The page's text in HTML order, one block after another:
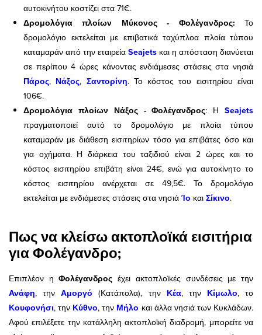
αυτοκινήτου κοστίζει στα 71€.
Δρομολόγια πλοίων Μύκονος - Φολέγανδρος: Το
δρομολόγιο εκτελείται με επιβατικά ταχύπλοα πλοία τύπου
καταμαράν από την εταιρεία Seajets και η απόσταση διανύεται
σε περίπου 4 ώρες κάνοντας ενδιάμεσες στάσεις στα νησιά
Πάρος, Νάξος, Σαντορίνη. Το κόστος του εισιτηρίου είναι
106€.
Δρομολόγια πλοίων Νάξος - Φολέγανδρος: ΗSeajets
πραγματοποιεί αυτό το δρομολόγιο με πλοία τύπου
καταμαράν με διάθεση εισιτηρίων τόσο για επιβάτες όσο και
για οχήματα. Η διάρκεια του ταξιδιού είναι 2 ώρες και το
κόστος εισιτηρίου επιβάτη είναι 24€, ενώ για αυτοκίνητο το
κόστος εισιτηρίου ανέρχεται σε 49,5€. Το δρομολόγιο
εκτελείται με ενδιάμεσες στάσεις στα νησιά Ίο και Σίκινο.
Πως να κλείσω ακτοπλοϊκά εισιτήρια
για Φολέγανδρο;
Επιπλέον ηΦολέγανδροςέχει ακτοπλοϊκές συνδέσεις με την
Ανάφη, τηνΑμοργό(Κατάπολα), την Κέα, την Κίμωλο, το
Κουφονήσι, την Κύθνο, την Μήλο και άλλα νησιά των Κυκλάδων.
Αφού επιλέξετε την κατάλληλη ακτοπλοϊκή διαδρομή, μπορείτε να